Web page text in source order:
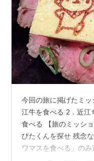
今回の旅に掲げたミ
江牛を食べる 2．近
食べる 【旅のミッシ
びたくんを探せ 残念
ワマスを食べる」の